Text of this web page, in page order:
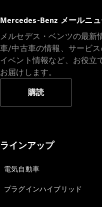
Brake
C-Class
Stationwagon
C-Class All-
Terrain
E-Class
E-Class All-
Terrain
スト
ショールー
ム
Compact
Mercedes-Benz メールニ
メルセデス・ベンツの最新
車/中古車の情報、サービ
イベント情報など、お役立
お届けします。
購読
ラインアップ
電気自動車
プラグインハイブリッド